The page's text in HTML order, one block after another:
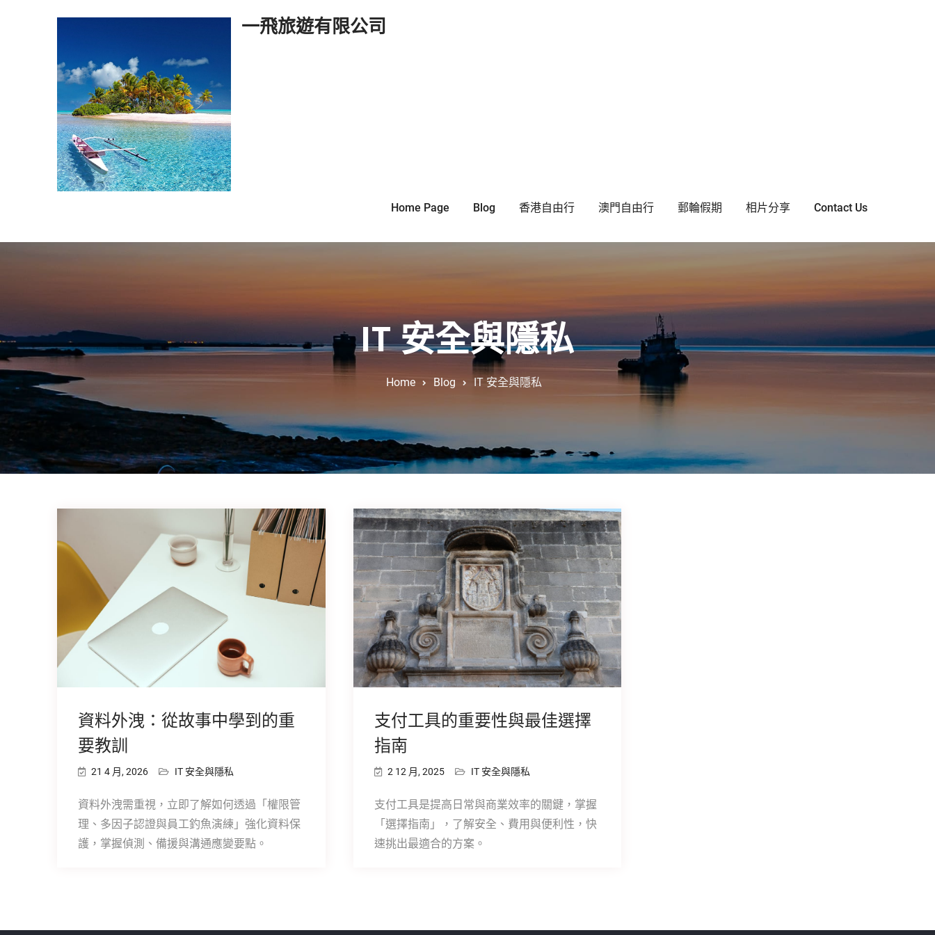
一飛旅遊有限公司
Home Page Blog 香港自由行 澳門自由行 郵輪假期 相片分享 Contact Us
IT 安全與隱私
Home Blog IT 安全與隱私
資料外洩：從故事中學到的重
要教訓
21 4 月, 2026 IT 安全與隱私
資料外洩需重視，立即了解如何透過「權限管
理、多因子認證與員工釣魚演練」強化資料保
護，掌握偵測、備援與溝通應變要點。
支付工具的重要性與最佳選擇
指南
2 12 月, 2025 IT 安全與隱私
支付工具是提高日常與商業效率的關鍵，掌握
「選擇指南」，了解安全、費用與便利性，快
速挑出最適合的方案。